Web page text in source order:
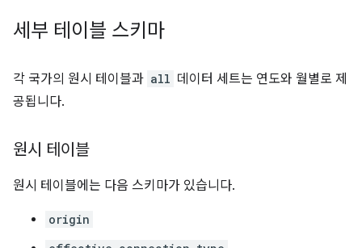
세부 테이블 스키마
각 국가의 원시 테이블과 all 데이터 세트는 연도와 월별로 제
공됩니다.
원시 테이블
원시 테이블에는 다음 스키마가 있습니다.
origin